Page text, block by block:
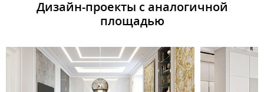
Дизайн-проекты с аналогичной
площадью